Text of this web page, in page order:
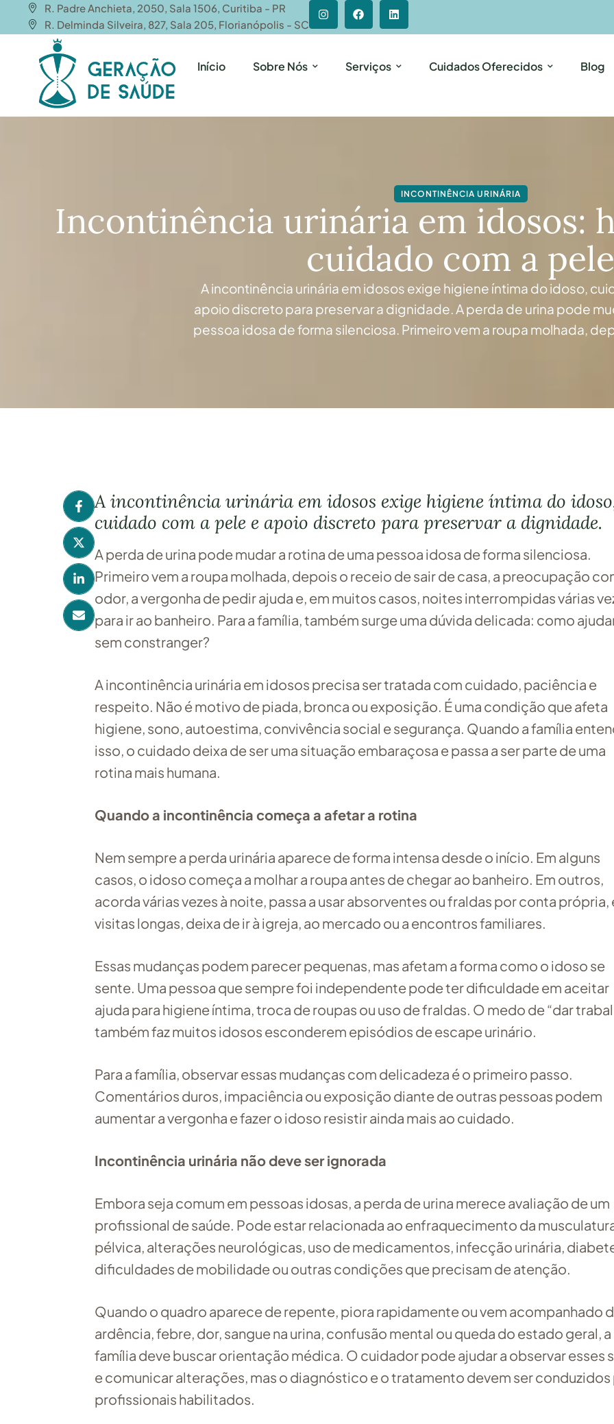
R. Padre Anchieta, 2050, Sala 1506, Curitiba - PR
R. Delminda Silveira, 827, Sala 205, Florianópolis - SC
Início Sobre Nós Serviços Cuidados Oferecidos Blog
INCONTINÊNCIA URINÁRIA
Incontinência urinária em idosos:
cuidado com a pele
A incontinência urinária em idosos exige higiene íntima do idoso,
apoio discreto para preservar a dignidade. A perda de urina pode
pessoa idosa de forma silenciosa. Primeiro vem a roupa molhada,
A incontinência urinária em idosos exige higiene íntima do
cuidado com a pele e apoio discreto para preservar a dignidade.
A perda de urina pode mudar a rotina de uma pessoa idosa de forma silenciosa.
Primeiro vem a roupa molhada, depois o receio de sair de casa, a preocupação
odor, a vergonha de pedir ajuda e, em muitos casos, noites interrompidas várias
para ir ao banheiro. Para a família, também surge uma dúvida delicada: como
sem constranger?
A incontinência urinária em idosos precisa ser tratada com cuidado, paciência e
respeito. Não é motivo de piada, bronca ou exposição. É uma condição que afeta
higiene, sono, autoestima, convivência social e segurança. Quando a família
isso, o cuidado deixa de ser uma situação embaraçosa e passa a ser parte de uma
rotina mais humana.
Quando a incontinência começa a afetar a rotina
Nem sempre a perda urinária aparece de forma intensa desde o início. Em alguns
casos, o idoso começa a molhar a roupa antes de chegar ao banheiro. Em outros,
acorda várias vezes à noite, passa a usar absorventes ou fraldas por conta própria,
visitas longas, deixa de ir à igreja, ao mercado ou a encontros familiares.
Essas mudanças podem parecer pequenas, mas afetam a forma como o idoso se
sente. Uma pessoa que sempre foi independente pode ter dificuldade em aceitar
ajuda para higiene íntima, troca de roupas ou uso de fraldas. O medo de “dar
também faz muitos idosos esconderem episódios de escape urinário.
Para a família, observar essas mudanças com delicadeza é o primeiro passo.
Comentários duros, impaciência ou exposição diante de outras pessoas podem
aumentar a vergonha e fazer o idoso resistir ainda mais ao cuidado.
Incontinência urinária não deve ser ignorada
Embora seja comum em pessoas idosas, a perda de urina merece avaliação de um
profissional de saúde. Pode estar relacionada ao enfraquecimento da
pélvica, alterações neurológicas, uso de medicamentos, infecção urinária,
dificuldades de mobilidade ou outras condições que precisam de atenção.
Quando o quadro aparece de repente, piora rapidamente ou vem acompanhado
ardência, febre, dor, sangue na urina, confusão mental ou queda do estado geral, a
família deve buscar orientação médica. O cuidador pode ajudar a observar esses
e comunicar alterações, mas o diagnóstico e o tratamento devem ser conduzidos
profissionais habilitados.